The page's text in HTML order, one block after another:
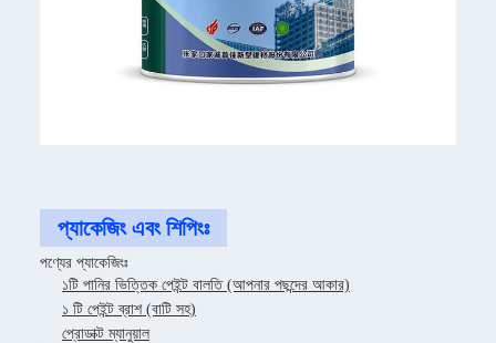
প্যাকেজিং এবং শিপিংঃ
পণ্যের প্যাকেজিংঃ
১টি পানির ভিত্তিক পেইন্ট বালতি (আপনার পছন্দের আকার)
১ টি পেইন্ট ব্রাশ (বাটি সহ)
প্রোডাক্ট ম্যানুয়াল